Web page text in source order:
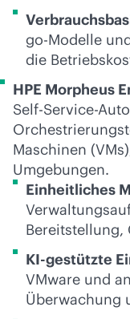
go-Modelle
die
HPE Morpheus
Self-Service-
Maschinen
Umgebungen.
Einheitliches
Bereitstellung,
KI-gestützte
VMware und
Überwachung